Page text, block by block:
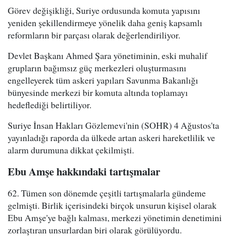
Görev değişikliği, Suriye ordusunda komuta yapısını
yeniden şekillendirmeye yönelik daha geniş kapsamlı
reformların bir parçası olarak değerlendiriliyor.
Devlet Başkanı Ahmed Şara yönetiminin, eski muhalif
grupların bağımsız güç merkezleri oluşturmasını
engelleyerek tüm askeri yapıları Savunma Bakanlığı
bünyesinde merkezi bir komuta altında toplamayı
hedeflediği belirtiliyor.
Suriye İnsan Hakları Gözlemevi'nin (SOHR) 4 Ağustos'ta
yayınladığı raporda da ülkede artan askeri hareketlilik ve
alarm durumuna dikkat çekilmişti.
Ebu Amşe hakkındaki tartışmalar
62. Tümen son dönemde çeşitli tartışmalarla gündeme
gelmişti. Birlik içerisindeki birçok unsurun kişisel olarak
Ebu Amşe'ye bağlı kalması, merkezi yönetimin denetimini
zorlaştıran unsurlardan biri olarak görülüyordu.